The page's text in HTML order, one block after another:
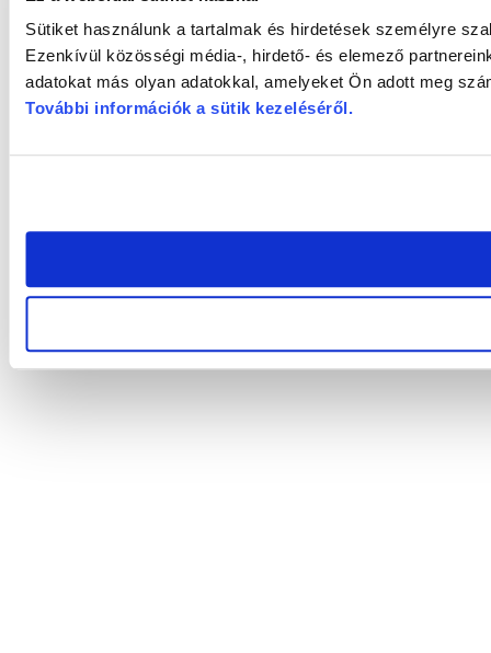
Sütiket használunk a tartalmak és hirdetések személyre
Ezenkívül közösségi média-, hirdető- és elemező
adatokat más olyan adatokkal, amelyeket Ön adott meg
További információk a sütik kezeléséről.